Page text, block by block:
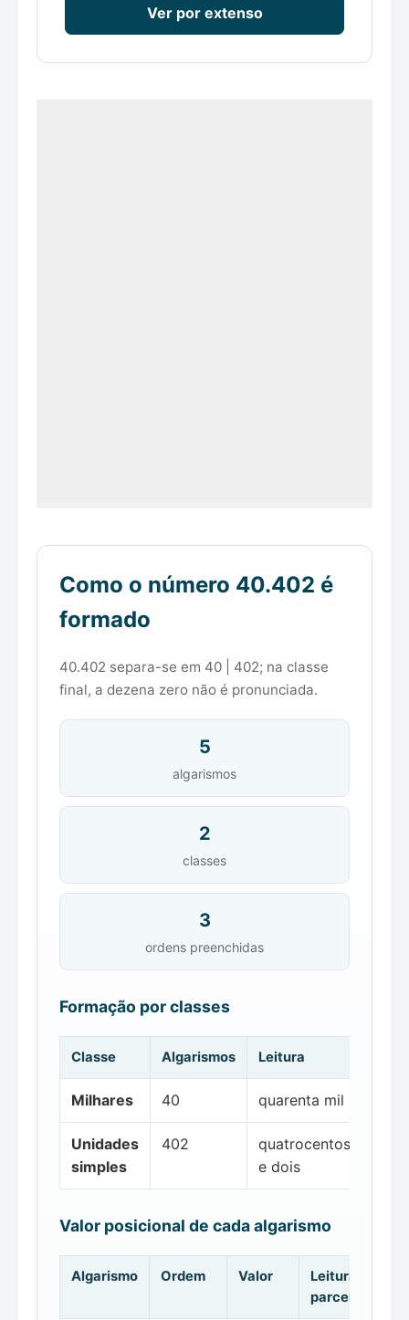
Ver por extenso
Como o número 40.402 é
formado
40.402 separa-se em 40 | 402; na classe
final, a dezena zero não é pronunciada.
5
algarismos
2
classes
3
ordens preenchidas
Formação por classes
Classe Algarismos Leitura
Milhares 40 quarenta mil
Unidades
simples
402
quatrocentos
e dois
Valor posicional de cada algarismo
Algarismo Ordem Valor
Leitura da
parcela